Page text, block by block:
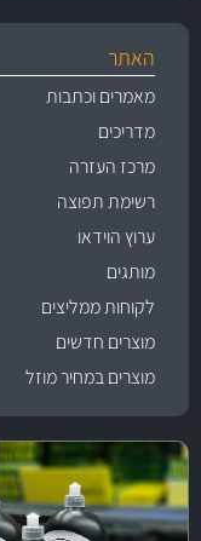
האתר
מאמרים וכתבות
מדריכים
מרכז העזרה
רשימת תפוצה
ערוץ הוידאו
מותגים
לקוחות ממליצים
מוצרים חדשים
מוצרים במחיר מוזל